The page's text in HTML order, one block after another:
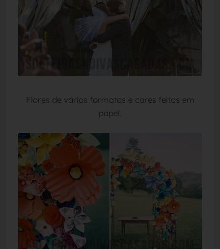
Flores de vários formatos e cores feitas em
papel.